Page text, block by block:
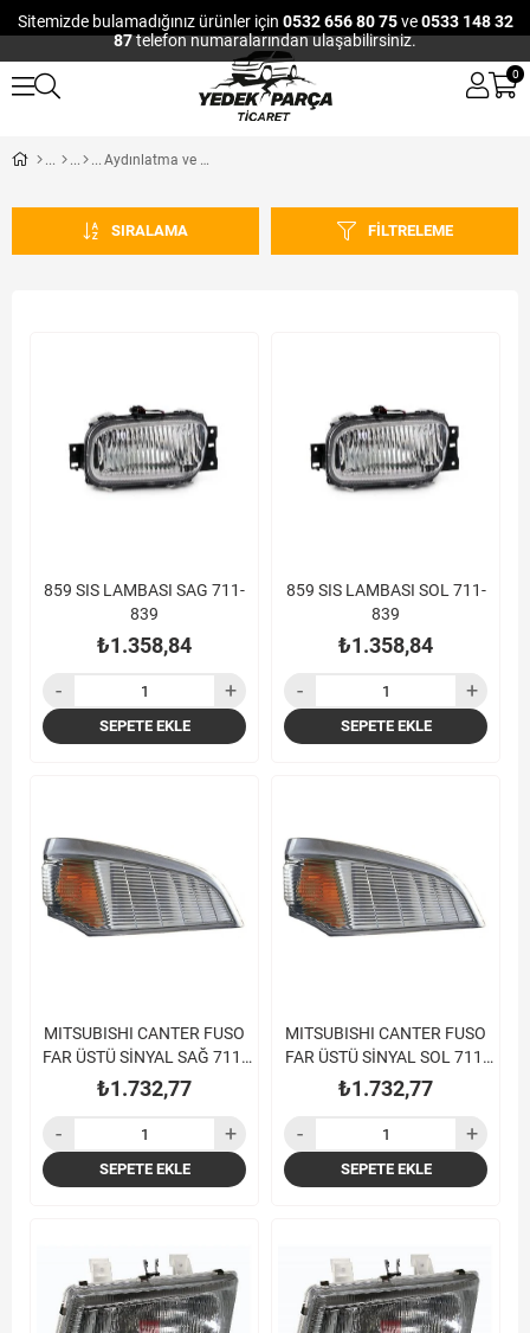
Sitemizde bulamadığınız ürünler için 0532 656 80 75ve0533 148 32
87telefon numaralarından ulaşabilirsiniz.
0
Aydınlatma ve Elektrik
FILTRELEME
SIRALAMA
859 SIS LAMBASI SAG 711-
839
₺1.358,84
SEPETE EKLE
859 SIS LAMBASI SOL 711-
839
₺1.358,84
SEPETE EKLE
MITSUBISHI CANTER FUSO
FAR ÜSTÜ SİNYAL SAĞ 711-
839-859 06-
₺1.732,77
SEPETE EKLE
MITSUBISHI CANTER FUSO
FAR ÜSTÜ SİNYAL SOL 711-
839-859 06-
₺1.732,77
SEPETE EKLE